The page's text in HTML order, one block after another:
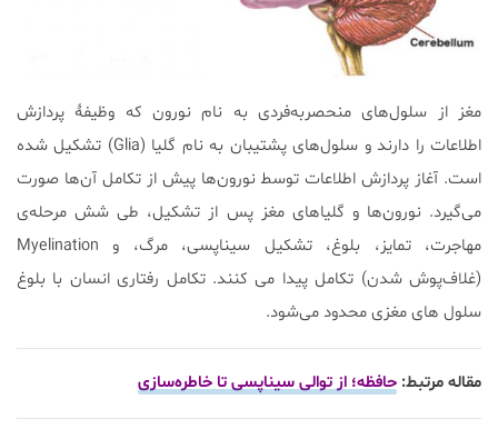
مغز از سلول‌های منحصربه‌فردی به نام نورون که وظیفۀ پردازش
اطلاعات را دارند و سلول‌های پشتیبان به نام گلیا (Glia) تشکیل شده
است. آغاز پردازش اطلاعات توسط نورون‌ها پیش از تکامل آن‌ها صورت
می‌گیرد. نورون‌ها و گلیاها‌ی مغز پس از تشکیل، طی شش مرحله‌ی
مهاجرت، تمایز، بلوغ، تشکیل سیناپسی، مرگ، و Myelination
(غلاف‌پوش شدن) تکامل پیدا می کنند. تکامل رفتاری انسان با بلوغ
سلول های مغزی محدود می‌شود.
مقاله مرتبط: حافظه؛ از توالی سیناپسی تا خاطره‌سازی